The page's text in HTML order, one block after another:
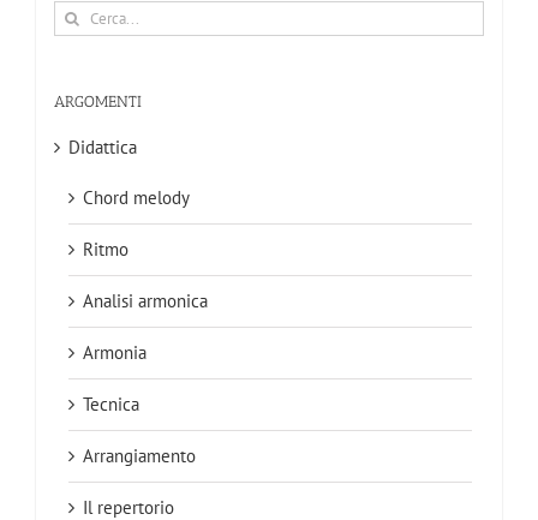
Cerca
per:
ARGOMENTI
Didattica
Chord melody
Ritmo
Analisi armonica
Armonia
Tecnica
Arrangiamento
Il repertorio